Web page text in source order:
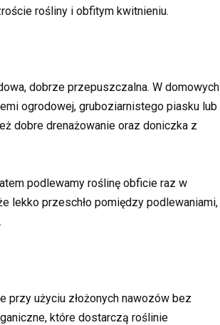
rośliny i obfitym kwitnieniu.
dobrze przepuszczalna. W domowych
ogrodowej, gruboziarnistego piasku lub
dobre drenażowanie oraz doniczka z
podlewamy roślinę obficie raz w
lekko przeschło pomiędzy podlewaniami,
przy użyciu złożonych nawozów bez
które dostarczą roślinie